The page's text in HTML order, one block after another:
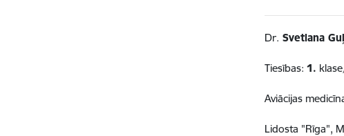
Dr. Svetlana
Tiesības:1.
Aviācijas
Lidosta "Rīga",